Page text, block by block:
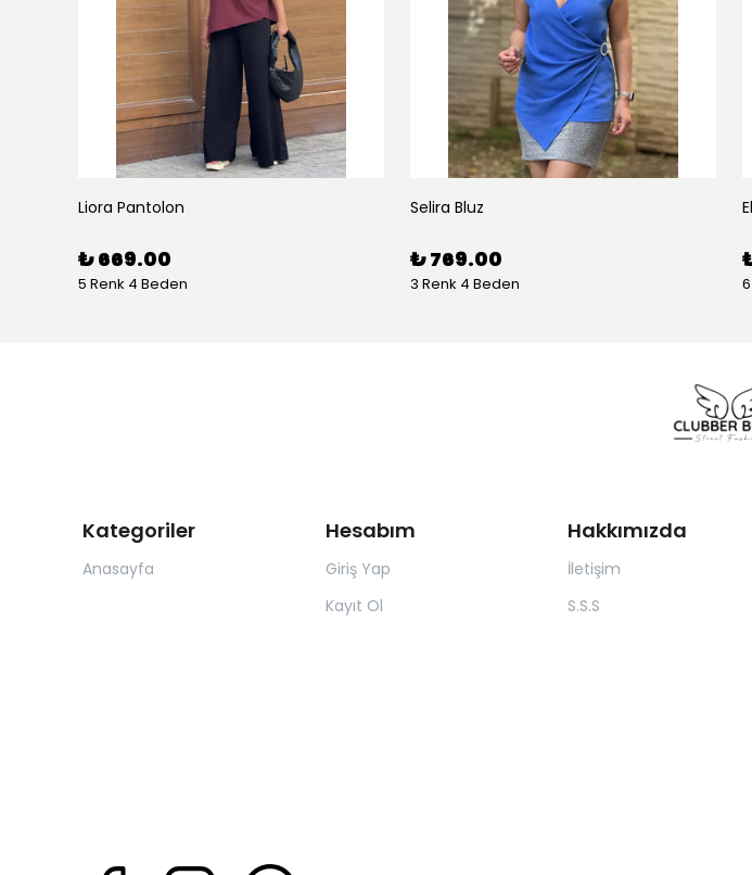
Liora Pantolon
₺ 669.00
5 Renk 4 Beden
Selira Bluz
₺ 769.00
3 Renk 4 Beden
Kategoriler
Anasayfa
Hesabım
Giriş Yap
Kayıt Ol
Hakkımızda
İletişim
S.S.S